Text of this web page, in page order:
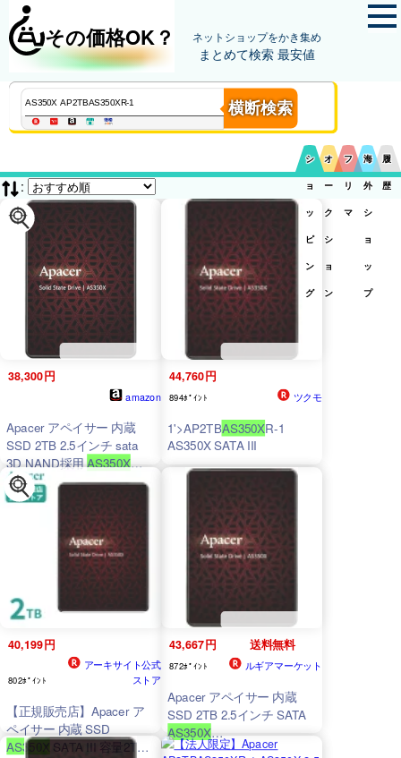
その価格OK？ ネットショップをかき集め
まとめて検索 最安値
横断検索
シ
ョ
ッ
ピ
ン
グ
オ
ー
ク
シ
ョ
ン
フ
リ
マ
海
外
シ
ョ
ッ
プ
履
歴
:
38,300円
amazon
Apacer アペイサー 内蔵
SSD 2TB 2.5インチ sata
3D NAND採用AS350X
1'>AP2TBAS350XR-1
44,760円
894ﾎﾟｲﾝﾄ ツクモ
1'>AP2TBAS350XR-1
AS350X SATA III
40,199円
802ﾎﾟｲﾝﾄ
アーキサイト公式
ストア
【正規販売店】Apacer ア
ペイサー 内蔵 SSD
AS350XSATA III 容量2TB
43,667円 送料無料
872ﾎﾟｲﾝﾄ ルギアマーケット
Apacer アペイサー 内蔵
SSD 2TB 2.5インチ SATA
AS350X
1'>AP2TBAS350XR-1